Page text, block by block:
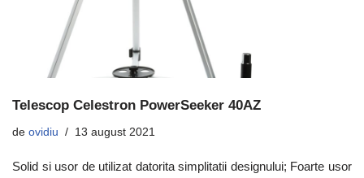
Telescop Celestron PowerSeeker 40AZ
de ovidiu 13 august 2021
Solid si usor de utilizat datorita simplitatii designului; Foarte usor